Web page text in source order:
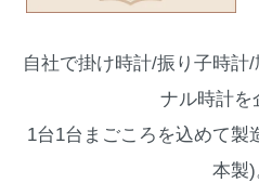
自社で掛け時計/振り子時計
ナル時計を
1台1台まごころを込めて製
本製)